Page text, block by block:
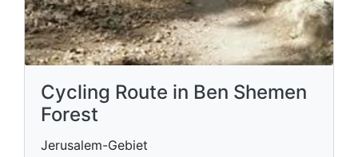
Cycling Route in Ben Shemen
Forest
Jerusalem-Gebiet